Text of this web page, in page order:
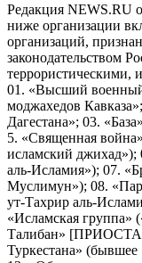
Редакция NEWS.RU
ниже организации
организаций,
законодательством
террористическими,
01. «Высший
моджахедов
Дагестана»; 03.
5. «Священная
исламский джихад»);
аль-Исламия»); 07.
Муслимун»); 08.
ут-Тахрир аль-
«Исламская
Талибан»
Туркестана»